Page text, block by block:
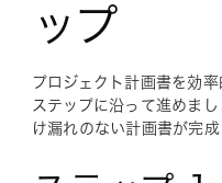
ップ
プロジェクト計画書を効
ステップに沿って進めま
け漏れのない計画書が完成